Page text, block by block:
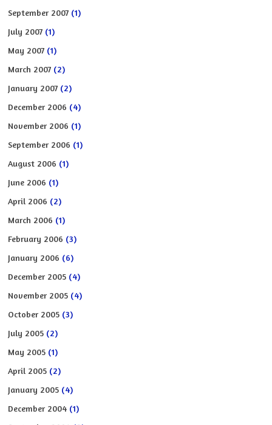
September 2007 (1)
July 2007 (1)
May 2007 (1)
March 2007 (2)
January 2007 (2)
December 2006 (4)
November 2006 (1)
September 2006 (1)
August 2006 (1)
June 2006 (1)
April 2006 (2)
March 2006 (1)
February 2006 (3)
January 2006 (6)
December 2005 (4)
November 2005 (4)
October 2005 (3)
July 2005 (2)
May 2005 (1)
April 2005 (2)
January 2005 (4)
December 2004 (1)